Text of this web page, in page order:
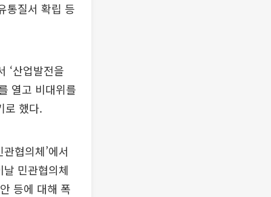
통질서 확립 등
‘산업발전을
열고 비대위를
로 했다.
협의체’에서
민관협의체
등에 대해 폭